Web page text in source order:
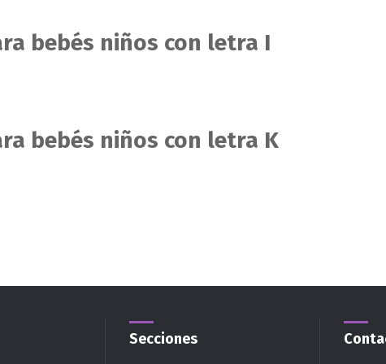
bebés niños con letra I
bebés niños con letra K
Secciones